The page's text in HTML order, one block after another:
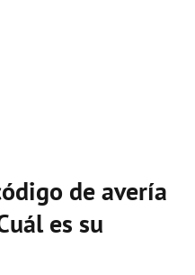
de avería
es su